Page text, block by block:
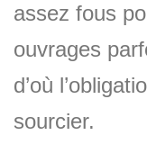
assez fous
ouvrages
d’où
sourcier.